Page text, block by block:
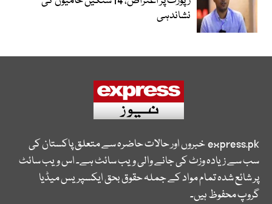
نشاندہی
express.pkخبروں اور حالات حاضرہ سے متعلق پاکستان کی
سب سے زیادہ وزٹ کی جانے والی ویب سائٹ ہے۔ اس ویب سائٹ
پر شائع شدہ تمام مواد کے جملہ حقوق بحق ایکسپریس میڈیا
گروپ محفوظ ہیں۔